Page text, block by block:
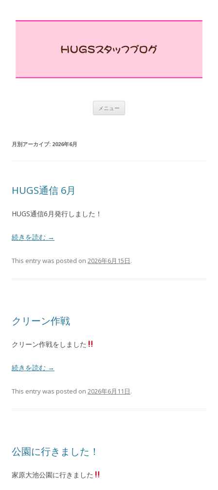
メニュー
月別アーカイブ: 2026年6月
HUGS通信 6月
HUGS通信6月発行しました！
続きを読む →
This entry was posted on 2026年6月15日.
クリーン作戦
クリーン作戦をしました
続きを読む →
This entry was posted on 2026年6月11日.
公園に行きました！
家原大池公園に行きました